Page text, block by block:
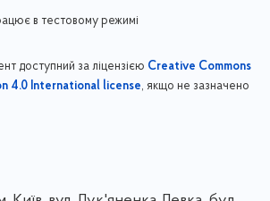
в тестовому режимі
доступний за ліцензією Creative Commons
4.0 International license, якщо не зазначено